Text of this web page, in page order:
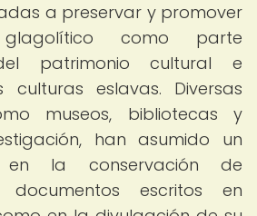
a preservar y promover
como parte
patrimonio cultural e
eslavas. Diversas
museos, bibliotecas y
han asumido un
la conservación de
documentos escritos en